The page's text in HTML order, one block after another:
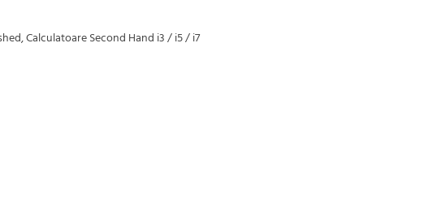
,Calculatoare Second Hand i3 / i5 / i7